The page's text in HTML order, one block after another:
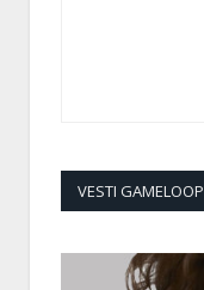
VESTI GAMELOOP